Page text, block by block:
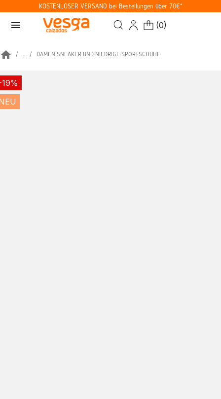
KOSTENLOSER VERSAND bei Bestellungen über 70€*
menu (0)
home ... DAMEN SNEAKER UND NIEDRIGE SPORTSCHUHE